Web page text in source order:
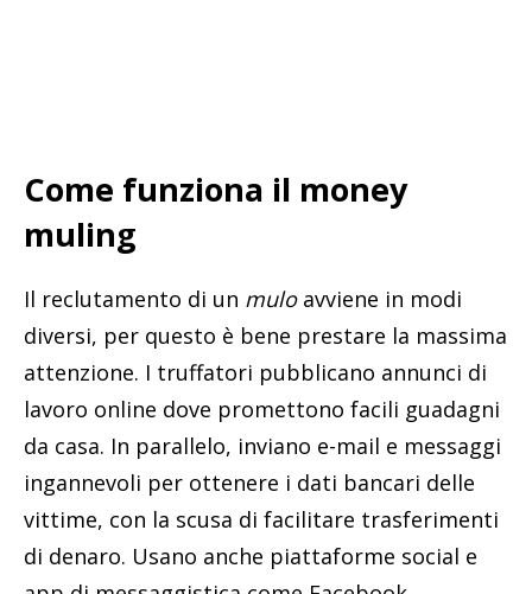
Come funziona il money
muling
Il reclutamento di un mulo avviene in modi
diversi, per questo è bene prestare la massima
attenzione. I truffatori pubblicano annunci di
lavoro online dove promettono facili guadagni
da casa. In parallelo, inviano e-mail e messaggi
ingannevoli per ottenere i dati bancari delle
vittime, con la scusa di facilitare trasferimenti
di denaro. Usano anche piattaforme social e